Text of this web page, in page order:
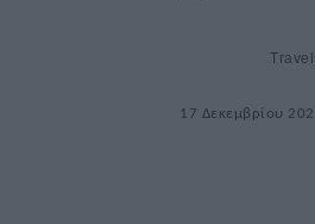
17 Δεκεμβρίου